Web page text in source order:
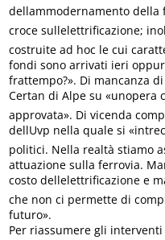
dellammodernamento
croce sullelettrificazione;
costruite ad hoc le cui
fondi sono arrivati ieri
frattempo?». Di mancanza
Certan di Alpe su
approvata». Di vicenda
dellUvp nella quale si
politici. Nella realtà stiamo
attuazione sulla ferrovia.
costo dellelettrificazione e
che non ci permette di
futuro».
Per riassumere gli